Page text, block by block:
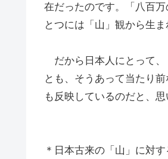
在だったのです。「八百
とつには「山」観から生ま
だから日本人にとって、
とも、そうあって当たり
も反映しているのだと、思
＊日本古来の「山」に対